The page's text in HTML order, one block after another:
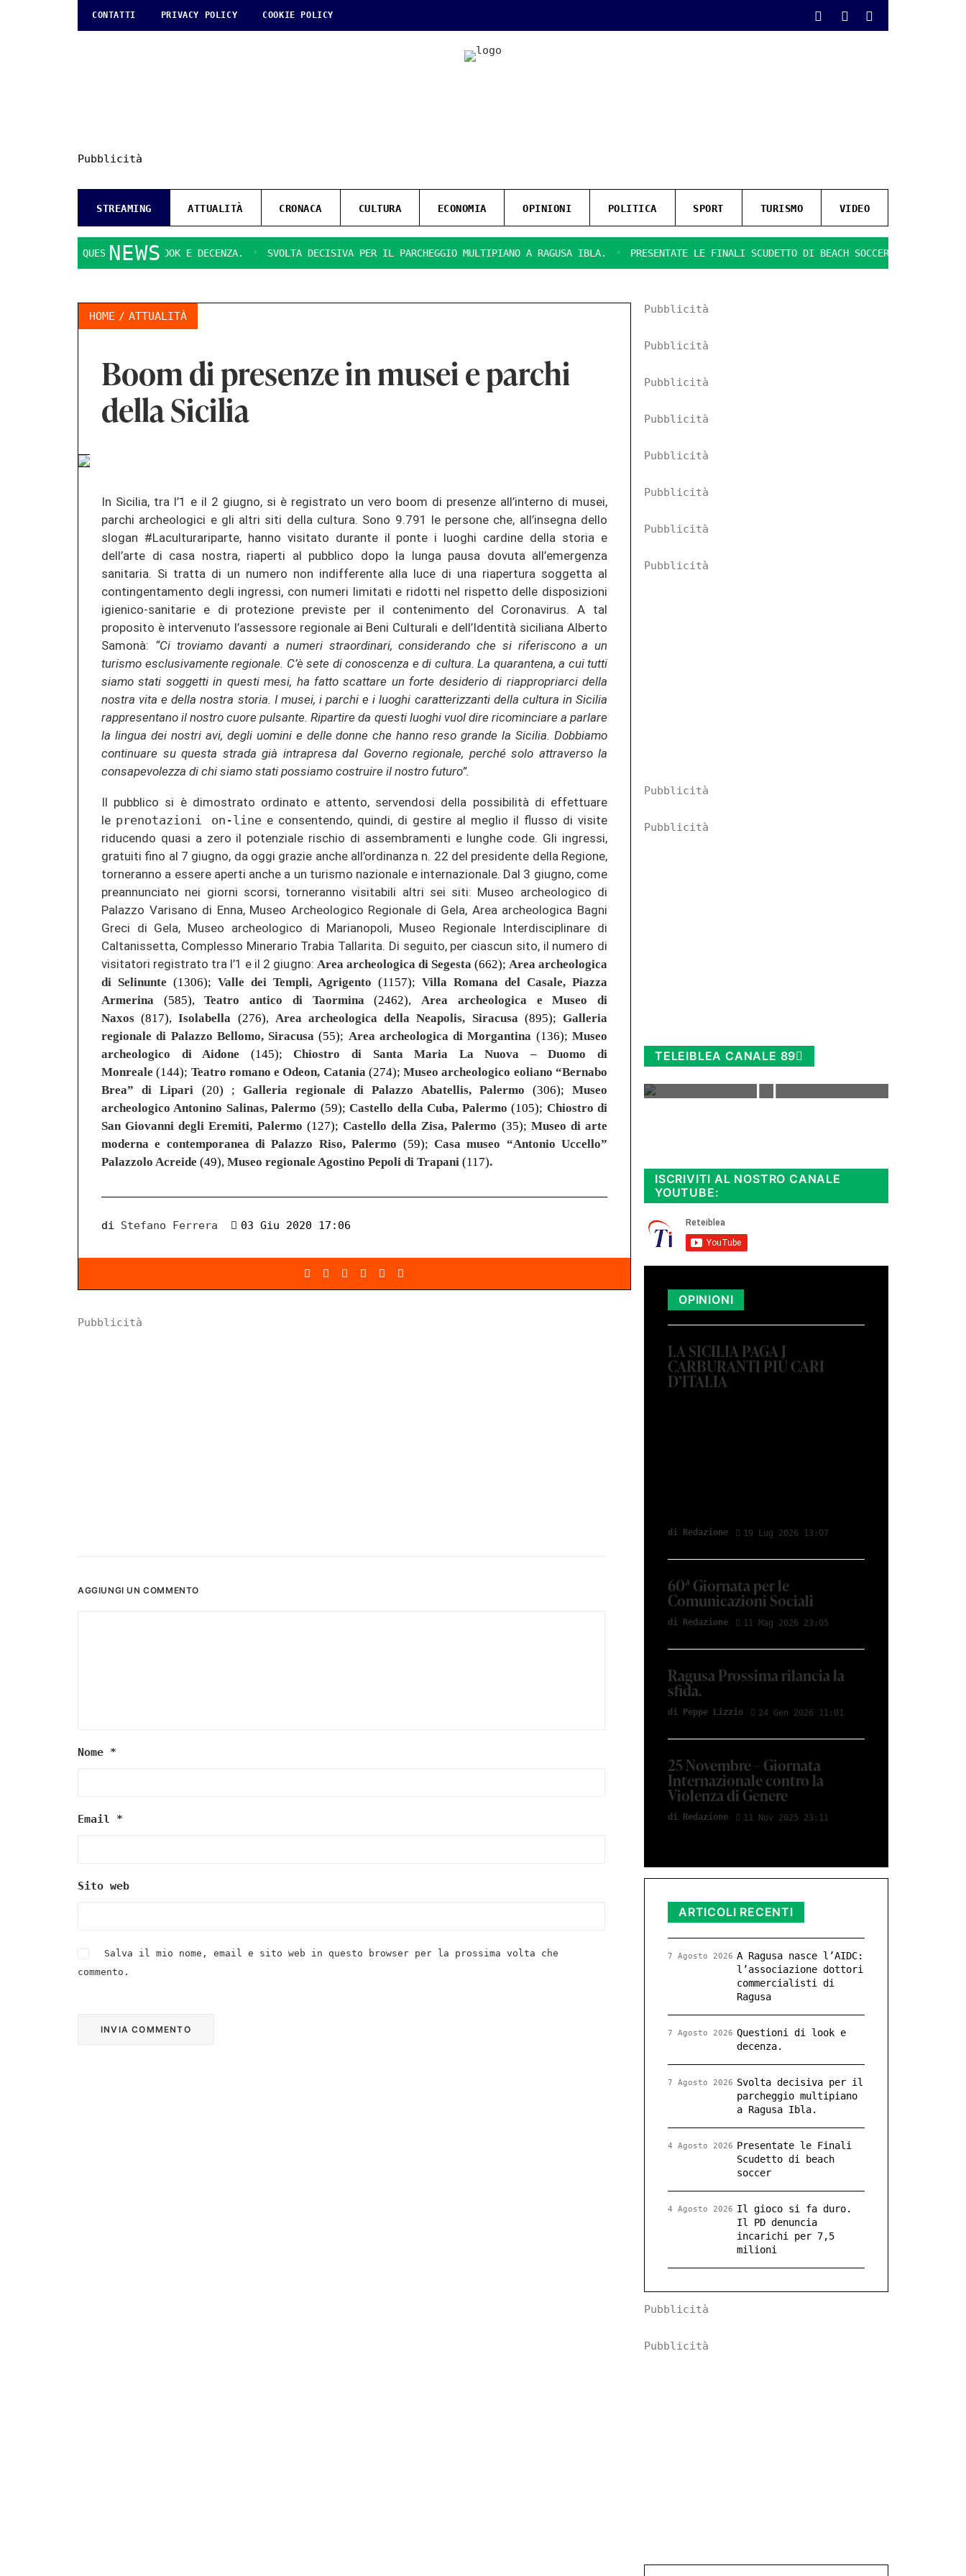
CONTATTI PRIVACY POLICY COOKIE POLICY
Pubblicità
STREAMING ATTUALITÀ CRONACA CULTURA ECONOMIA OPINIONI POLITICA SPORT TURISMO VIDEO
NEWS
QUESTIONI DI LOOK E DECENZA. SVOLTA DECISIVA PER IL PARCHEGGIO MULTIPIANO A RAGUSA IBLA. PRESENTATE LE FINALI SCUDETTO DI BEACH SOCCER IL GIOCO SI FA
HOME ATTUALITÀ
Boom di presenze in musei e parchi
della Sicilia
In Sicilia, tra l’1 e il 2 giugno, si è registrato un vero boom di presenze all’interno di musei,
parchi archeologici e gli altri siti della cultura. Sono 9.791 le persone che, all’insegna dello
slogan #Laculturariparte, hanno visitato durante il ponte i luoghi cardine della storia e
dell’arte di casa nostra, riaperti al pubblico dopo la lunga pausa dovuta all’emergenza
sanitaria. Si tratta di un numero non indifferente alla luce di una riapertura soggetta al
contingentamento degli ingressi, con numeri limitati e ridotti nel rispetto delle disposizioni
igienico-sanitarie e di protezione previste per il contenimento del Coronavirus. A tal
proposito è intervenuto l’assessore regionale ai Beni Culturali e dell’Identità siciliana Alberto
Samonà: “Ci troviamo davanti a numeri straordinari, considerando che si riferiscono a un
turismo esclusivamente regionale. C’è sete di conoscenza e di cultura. La quarantena, a cui tutti
siamo stati soggetti in questi mesi, ha fatto scattare un forte desiderio di riappropriarci della
nostra vita e della nostra storia. I musei, i parchi e i luoghi caratterizzanti della cultura in Sicilia
rappresentano il nostro cuore pulsante. Ripartire da questi luoghi vuol dire ricominciare a parlare
la lingua dei nostri avi, degli uomini e delle donne che hanno reso grande la Sicilia. Dobbiamo
continuare su questa strada già intrapresa dal Governo regionale, perché solo attraverso la
consapevolezza di chi siamo stati possiamo costruire il nostro futuro”.
Il pubblico si è dimostrato ordinato e attento, servendosi della possibilità di effettuare
le prenotazioni on-line e consentendo, quindi, di gestire al meglio il flusso di visite
riducendo quasi a zero il potenziale rischio di assembramenti e lunghe code. Gli ingressi,
gratuiti fino al 7 giugno, da oggi grazie anche all’ordinanza n. 22 del presidente della Regione,
torneranno a essere aperti anche a un turismo nazionale e internazionale. Dal 3 giugno, come
preannunciato nei giorni scorsi, torneranno visitabili altri sei siti: Museo archeologico di
Palazzo Varisano di Enna, Museo Archeologico Regionale di Gela, Area archeologica Bagni
Greci di Gela, Museo archeologico di Marianopoli, Museo Regionale Interdisciplinare di
Caltanissetta, Complesso Minerario Trabia Tallarita. Di seguito, per ciascun sito, il numero di
visitatori registrato tra l’1 e il 2 giugno: Area archeologica di Segesta (662); Area archeologica
di Selinunte (1306); Valle dei Templi, Agrigento (1157); Villa Romana del Casale, Piazza
Armerina (585),Teatro antico di Taormina(2462),Area archeologica e
Museo di
Naxos (817),Isolabella (276), Area archeologica della Neapolis, Siracusa(895);Galleria
regionale di Palazzo Bellomo, Siracusa (55); Area archeologica di Morgantina (136);Museo
archeologico di Aidone (145);Chiostro di Santa Maria La Nuova – Duomo di
Monreale(144); Teatro romano e Odeon, Catania(274);Museo archeologico eoliano “Bernabo
Brea” di Lipari
(20) ; Galleria regionale di Palazzo Abatellis, Palermo (306);Museo
archeologico Antonino Salinas, Palermo (59);Castello della Cuba, Palermo (105); Chiostro di
San Giovanni degli Eremiti, Palermo (127); Castello della Zisa, Palermo (35); Museo di arte
moderna e contemporanea di Palazzo Riso, Palermo (59); Casa museo “Antonio Uccello”
Palazzolo Acreide (49), Museo regionale Agostino Pepoli di Trapani (117).
di Stefano Ferrera 03 Giu 2020 17:06
Pubblicità
AGGIUNGI UN COMMENTO
Nome *
Email *
Sito web
Salva il mio nome, email e sito web in questo browser per la prossima volta che
commento.
Pubblicità
Pubblicità
Pubblicità
Pubblicità
Pubblicità
Pubblicità
Pubblicità
Pubblicità
Pubblicità
Pubblicità
TELEIBLEA CANALE 89
ISCRIVITI AL NOSTRO CANALE
YOUTUBE:
OPINIONI
LA SICILIA PAGA I
CARBURANTI PIÙ CARI
D’ITALIA
di Redazione 19 Lug 2026 13:07
60ª Giornata per le
Comunicazioni Sociali
di Redazione 11 Mag 2026 23:05
Ragusa Prossima rilancia la
sfida.
di Peppe Lizzio 24 Gen 2026 11:01
25 Novembre – Giornata
Internazionale contro la
Violenza di Genere
di Redazione 11 Nov 2025 23:11
ARTICOLI RECENTI
A Ragusa nasce l’AIDC:
l’associazione dottori
commercialisti di
Ragusa
7 Agosto 2026
Questioni di look e
decenza.
7 Agosto 2026
Svolta decisiva per il
parcheggio multipiano
a Ragusa Ibla.
7 Agosto 2026
Presentate le Finali
Scudetto di beach
soccer
4 Agosto 2026
Il gioco si fa duro.
Il PD denuncia
incarichi per 7,5
milioni
4 Agosto 2026
Pubblicità
Pubblicità